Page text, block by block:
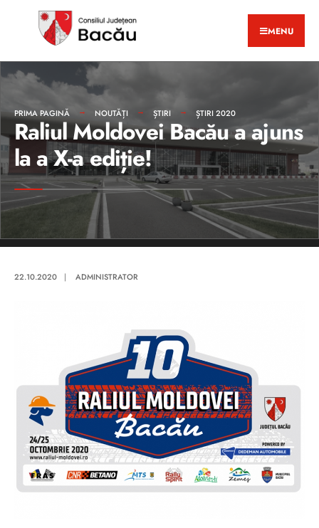
MENU
PRIMA PAGINĂ NOUTĂȚI ȘTIRI ȘTIRI 2020
Raliul Moldovei Bacău a ajuns
la a X-a ediție!
22.10.2020 | ADMINISTRATOR